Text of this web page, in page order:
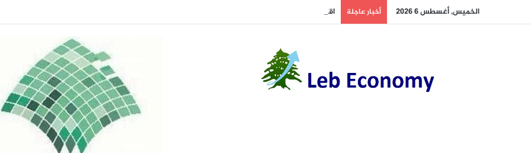
الخميس, أغسطس 6 2026 أخبار عاجلة اقتراح قانون لفرض رسوم على الزجاج الداكن وتراخيص حمل الأسلحة